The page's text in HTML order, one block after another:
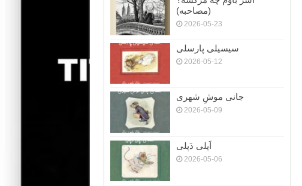
(مصاحبه)
2026-05-23
سیسیلی پارسلی
2026-05-12
جانی موشِ شهری
2026-05-09
اَپلی دَپلی
2026-05-06